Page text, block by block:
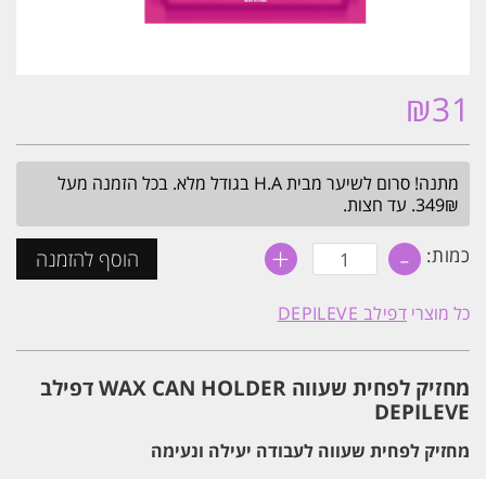
₪31
מתנה! סרום לשיער מבית H.A בגודל מלא. בכל הזמנה מעל
349₪. עד חצות.
כמות: - כמות
של
לפחית
שעווה
CAN
דפילב
DEPILEVE
+ הוסף להזמנה
כל מוצרי דפילב DEPILEVE
מחזיק לפחית שעווה WAX CAN HOLDER דפילב
DEPILEVE
מחזיק לפחית שעווה לעבודה יעילה ונעימה